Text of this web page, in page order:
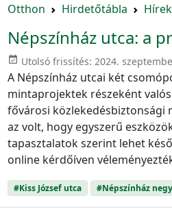
Otthon Hirdetőtábla Hírek
Népszínház utca: a
event_available Utolsó frissítés: 2024.
A Népszínház utcai két
mintaprojektek részeként
fővárosi közlekedésbiztonsági
az volt, hogy egyszerű
tapasztalatok szerint lehet
online kérdőíven
#Kiss József utca #Népszínház